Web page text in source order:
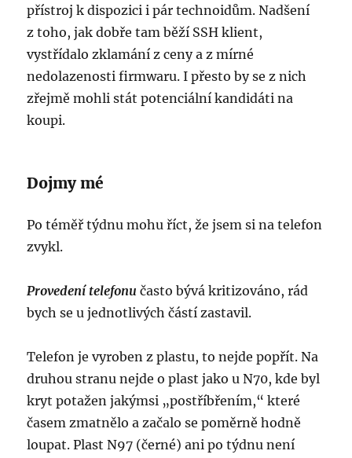
přístroj k dispozici i pár technoidům. Nadšení
z toho, jak dobře tam běží SSH klient,
vystřídalo zklamání z ceny a z mírné
nedolazenosti firmwaru. I přesto by se z nich
zřejmě mohli stát potenciální kandidáti na
koupi.
Dojmy mé
Po téměř týdnu mohu říct, že jsem si na telefon
zvykl.
Provedení telefonu často bývá kritizováno, rád
bych se u jednotlivých částí zastavil.
Telefon je vyroben z plastu, to nejde popřít. Na
druhou stranu nejde o plast jako u N70, kde byl
kryt potažen jakýmsi „postříbřením,“ které
časem zmatnělo a začalo se poměrně hodně
loupat. Plast N97 (černé) ani po týdnu není